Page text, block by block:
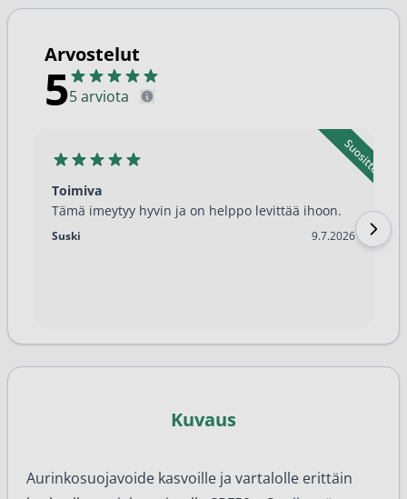
Arvostelut
55 arviota
Toimiva
Tämä imeytyy hyvin ja on helppo levittää ihoon.
Suski 9.7.2026
9.7.2026
Kuvaus
Aurinkosuojavoide kasvoille ja vartalolle erittäin